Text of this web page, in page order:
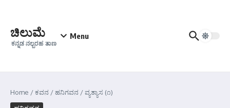
ಚಿಲುಮೆ
ಕನ್ನಡ ನಲ್ಬರಹ ತಾಣ
Menu
Home /ಕವನ /ಹನಿಗವನ /ವ್ಯತ್ಯಾಸ (೧)